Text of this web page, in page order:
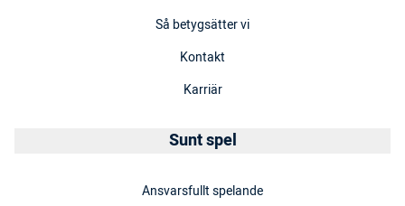
Så betygsätter vi
Kontakt
Karriär
Sunt spel
Ansvarsfullt spelande